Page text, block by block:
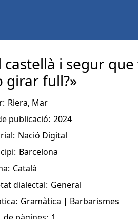
castellà i segur
girar full?»
Riera, Mar
publicació: 2024
Nació Digital
Barcelona
Català
dialectal: General
Gramàtica | Barbarismes